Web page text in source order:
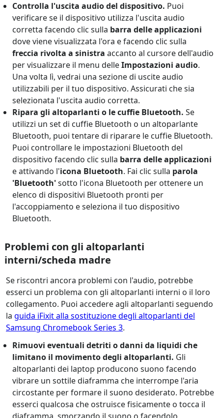
Controlla l'uscita audio del dispositivo. Puoi
verificare se il dispositivo utilizza l'uscita audio
corretta facendo clic sulla barra delle applicazioni
dove viene visualizzata l'ora e facendo clic sulla
freccia rivolta a sinistra accanto al cursore dell'audio
per visualizzare il menu delleImpostazioni audio.
Una volta lì, vedrai una sezione di uscite audio
utilizzabili per il tuo dispositivo. Assicurati che sia
selezionata l'uscita audio corretta.
Ripara gli altoparlanti o le cuffie Bluetooth. Se
utilizzi un set di cuffie Bluetooth o un altoparlante
Bluetooth, puoi tentare di riparare le cuffie Bluetooth.
Puoi controllare le impostazioni Bluetooth del
dispositivo facendo clic sulla barra delle applicazioni
e attivando l'icona Bluetooth. Fai clic sulla parola
'Bluetooth'sotto l'icona Bluetooth per ottenere un
elenco di dispositivi Bluetooth pronti per
l'accoppiamento e seleziona il tuo dispositivo
Bluetooth.
Problemi con gli altoparlanti
interni/scheda madre
Se riscontri ancora problemi con l'audio, potrebbe
esserci un problema con gli altoparlanti interni o il loro
collegamento. Puoi accedere agli altoparlanti seguendo
la guida iFixit alla sostituzione degli altoparlanti del
Samsung Chromebook Series 3.
Rimuovi eventuali detriti o danni da liquidi che
limitano il movimento degli altoparlanti. Gli
altoparlanti dei laptop producono suono facendo
vibrare un sottile diaframma che interrompe l'aria
circostante per formare il suono desiderato. Potrebbe
esserci qualcosa che ostruisce fisicamente o tocca il